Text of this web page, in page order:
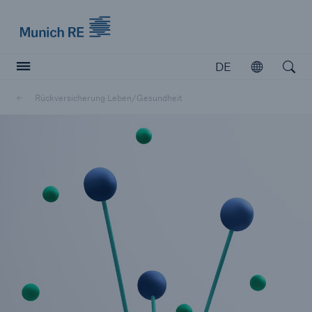
DE
Öffnen
Rückversicherung Leben/Gesundheit
Unsere Lösungen für Versicherer